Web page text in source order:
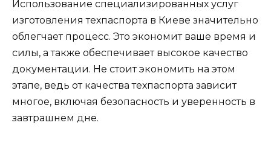
Использование специализированных услуг
изготовления техпаспорта в Киеве значительно
облегчает процесс. Это экономит ваше время и
силы, а также обеспечивает высокое качество
документации. Не стоит экономить на этом
этапе, ведь от качества техпаспорта зависит
многое, включая безопасность и уверенность в
завтрашнем дне.